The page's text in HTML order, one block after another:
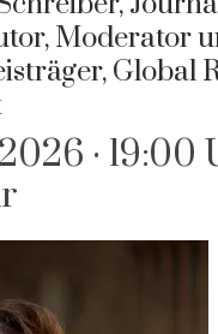
Moderator
Global
· 19:00